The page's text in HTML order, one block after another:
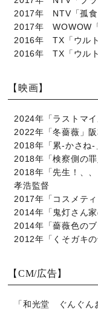
2017年 NTV「孤食
2017年 WOWOW
2016年 TX「ウルト
2016年 TX「ウルト
【映画】
2024年「ラストマ
2022年「冬薔薇」
2018年「累-かさね-
2018年「検察側の
2018年「先生！、
孝浩監督
2017年「コスメテ
2014年「鬼灯さん
2014年「薔薇色の
2012年「くそガキ
【CM/広告】
「和光堂 ぐんぐん